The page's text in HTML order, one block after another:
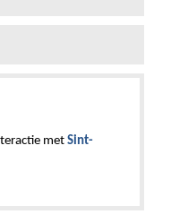
met Sint-